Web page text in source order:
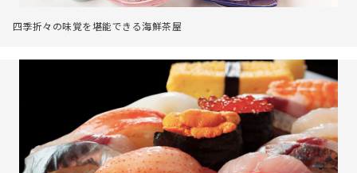
四季折々の味覚を堪能できる海鮮茶屋